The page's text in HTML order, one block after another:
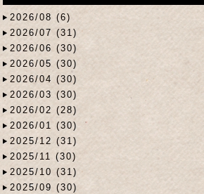
2026/08 (6)
2026/07 (31)
2026/06 (30)
2026/05 (30)
2026/04 (30)
2026/03 (30)
2026/02 (28)
2026/01 (30)
2025/12 (31)
2025/11 (30)
2025/10 (31)
2025/09 (30)